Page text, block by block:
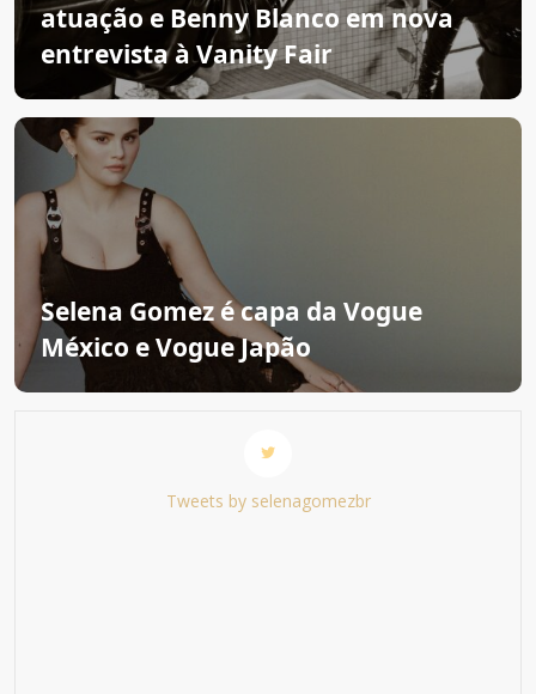
atuação e Benny Blanco em nova
entrevista à Vanity Fair
Selena Gomez é capa da Vogue
México e Vogue Japão
Tweets by selenagomezbr